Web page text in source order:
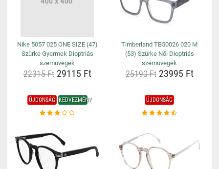
Nike 5057 025 ONE SIZE (47)
Szürke Gyermek Dioptriás
szemüvegek
22315 Ft29115 Ft
Timberland TB50026 020 M
(53) Szürke Női Dioptriás
szemüvegek
25190 Ft23995 Ft
ÚJDONSÁG KEDVEZMÉNY ÚJDONSÁG